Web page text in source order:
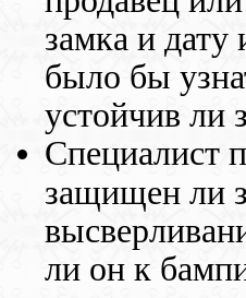
замка и
было бы
устойчив ли
Специалист
защищен ли
ли он к